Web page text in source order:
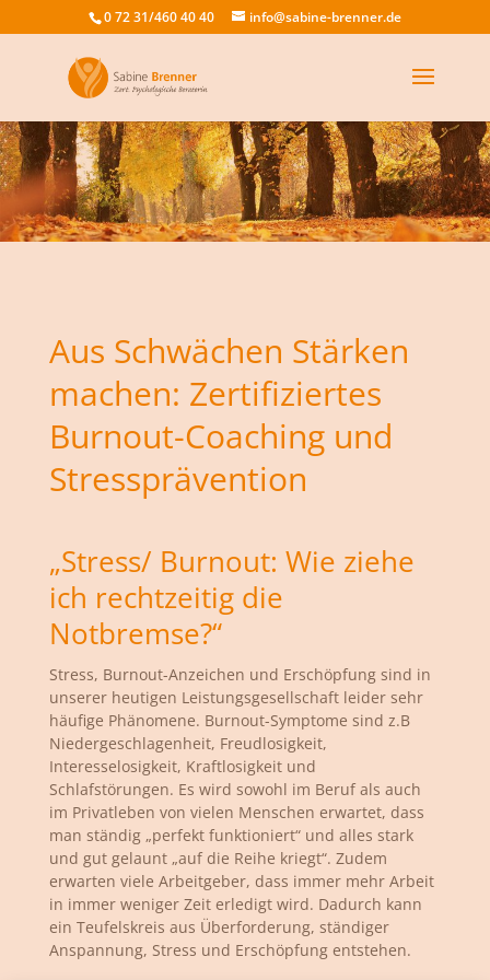
0 72 31/460 40 40 info@sabine-brenner.de
Aus Schwächen Stärken
machen: Zertifiziertes
Burnout-Coaching und
Stressprävention
„Stress/ Burnout: Wie ziehe
ich rechtzeitig die
Notbremse?“
Stress, Burnout-Anzeichen und Erschöpfung sind in
unserer heutigen Leistungsgesellschaft leider sehr
häufige Phänomene. Burnout-Symptome sind z.B
Niedergeschlagenheit, Freudlosigkeit,
Interesselosigkeit, Kraftlosigkeit und
Schlafstörungen. Es wird sowohl im Beruf als auch
im Privatleben von vielen Menschen erwartet, dass
man ständig „perfekt funktioniert“ und alles stark
und gut gelaunt „auf die Reihe kriegt“. Zudem
erwarten viele Arbeitgeber, dass immer mehr Arbeit
in immer weniger Zeit erledigt wird. Dadurch kann
ein Teufelskreis aus Überforderung, ständiger
Anspannung, Stress und Erschöpfung entstehen.